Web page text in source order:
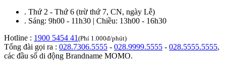
. Thứ 2 - Thứ 6 (trừ thứ 7, CN, ngày Lễ)
. Sáng: 9h00 - 11h30 | Chiều: 13h00 - 16h30
Hotline : 1900 5454 41(Phí 1.000đ/phút)
Tổng đài gọi ra : 028.7306.5555 - 028.9999.5555 - 028.5555.5555,
các đầu số di động Brandname MOMO.